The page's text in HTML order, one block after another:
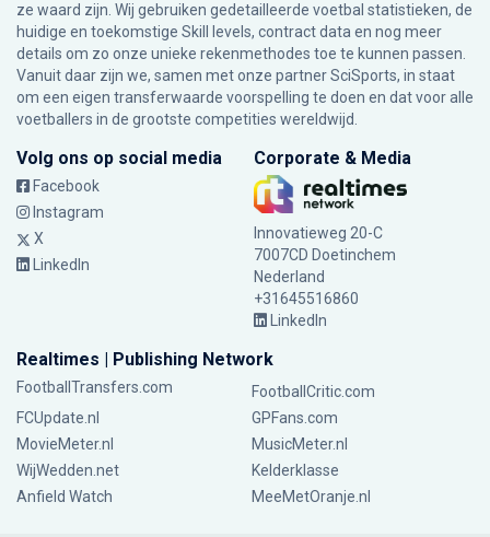
ze waard zijn. Wij gebruiken gedetailleerde voetbal statistieken, de
huidige en toekomstige Skill levels, contract data en nog meer
details om zo onze unieke rekenmethodes toe te kunnen passen.
Vanuit daar zijn we, samen met onze partner SciSports, in staat
om een eigen transferwaarde voorspelling te doen en dat voor alle
voetballers in de grootste competities wereldwijd.
Volg ons op social media
Facebook
Instagram
X
LinkedIn
Corporate & Media
Innovatieweg 20-C
7007CD Doetinchem
Nederland
+31645516860
LinkedIn
Realtimes | Publishing Network
FootballTransfers.com
FootballCritic.com
FCUpdate.nl
GPFans.com
MovieMeter.nl
MusicMeter.nl
WijWedden.net
Kelderklasse
Anfield Watch
MeeMetOranje.nl